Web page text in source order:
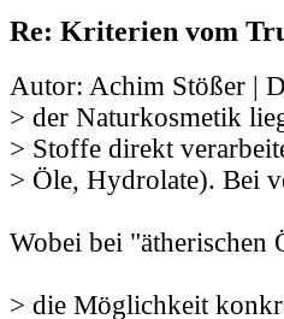
Re: Kriterien vom
Autor: Achim Stößer |
> der Naturkosmetik
> Stoffe direkt
> Öle, Hydrolate). Bei
Wobei bei
> die Möglichkeit